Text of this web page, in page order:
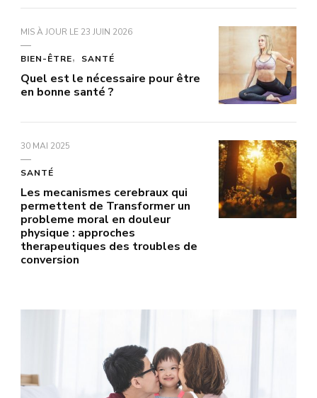
MIS À JOUR LE 23 JUIN 2026
BIEN-ÊTRE SANTÉ
Quel est le nécessaire pour être
en bonne santé ?
30 MAI 2025
SANTÉ
Les mecanismes cerebraux qui
permettent de Transformer un
probleme moral en douleur
physique : approches
therapeutiques des troubles de
conversion